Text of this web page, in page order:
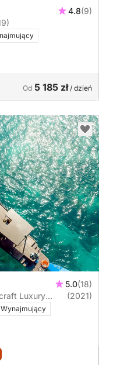
4.8(9)
Od 5 185 zł/ dzień
5.0(18)
Luxury
(2021)